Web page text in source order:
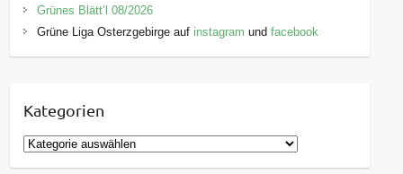
Grünes Blätt’l 08/2026
Grüne Liga Osterzgebirge auf instagram undfacebook
Kategorien
K
a